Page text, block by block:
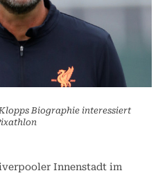
Biographie interessiert
Innenstadt im